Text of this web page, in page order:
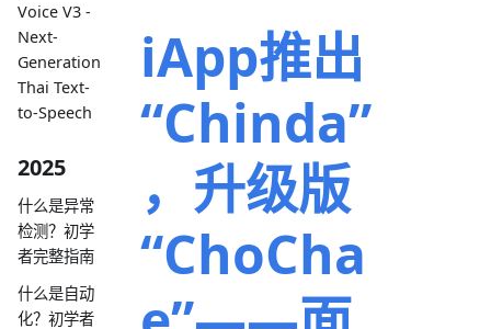
Voice V3 -
Next-
Generation
Thai Text-
to-Speech
2025
什么是异常
检测？初学
者完整指南
什么是自动
化？初学者
iApp推出
“Chinda”
，升级版
“ChoCha